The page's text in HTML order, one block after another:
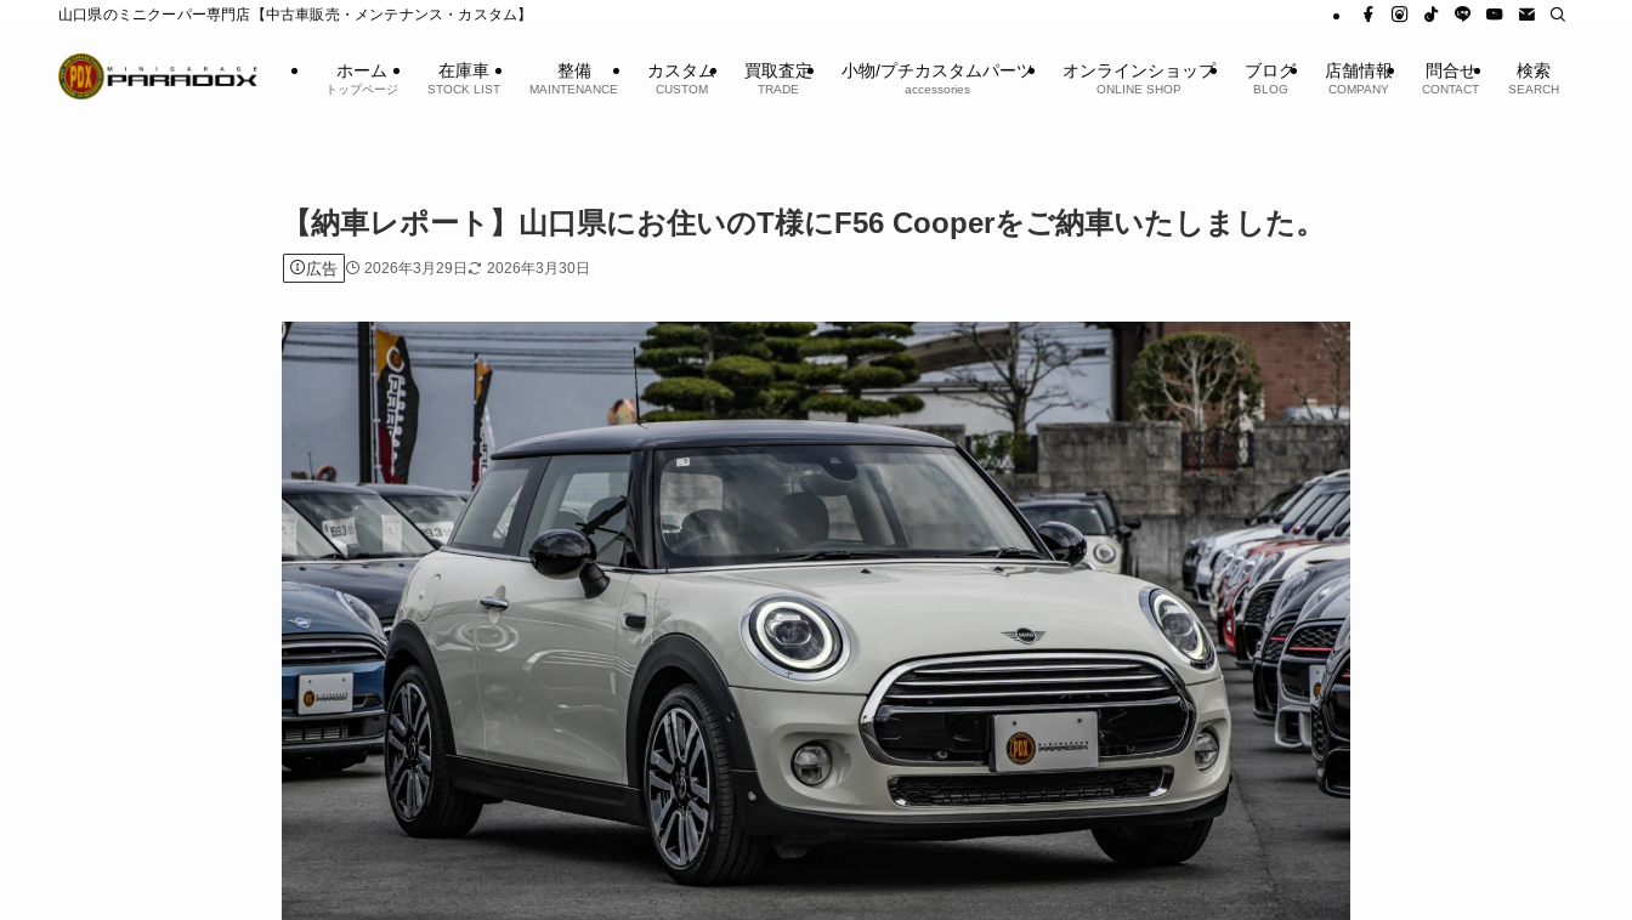
山口県のミニクーパー専門店【中古車販売・メンテナンス・カスタム】
ホーム
トップページ
在庫車
STOCK LIST
整備
MAINTENANCE
カスタム
CUSTOM
買取査定
TRADE
小物/プチカスタムパーツ
accessories
オンラインショップ
ONLINE SHOP
ブログ
BLOG
店舗情報
COMPANY
問合せ
CONTACT
検索
SEARCH
【納車レポート】山口県にお住いのT様にF56 Cooperをご納車いたしました。
広告 2026年3月29日 2026年3月30日